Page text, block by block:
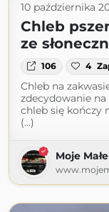
10 października
Chleb
ze
106 4
Chleb na
zdecydowanie na
chleb się kończy
(...)
Moje